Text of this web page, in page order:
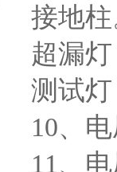
接地
超漏
测试
10、
11、